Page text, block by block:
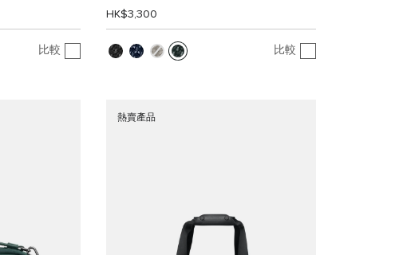
比較
HK$3,300
比較
熱賣產品